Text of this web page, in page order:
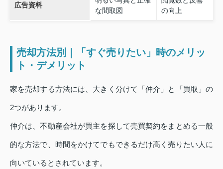
広告資料
な間取図
の向上
売却方法別｜「すぐ売りたい」時のメリッ
ト・デメリット
家を売却する方法には、大きく分けて「仲介」と「買取」の
2つがあります。
仲介は、不動産会社が買主を探して売買契約をまとめる一般
的な方法で、時間をかけてでもできるだけ高く売りたい人に
向いているとされています。